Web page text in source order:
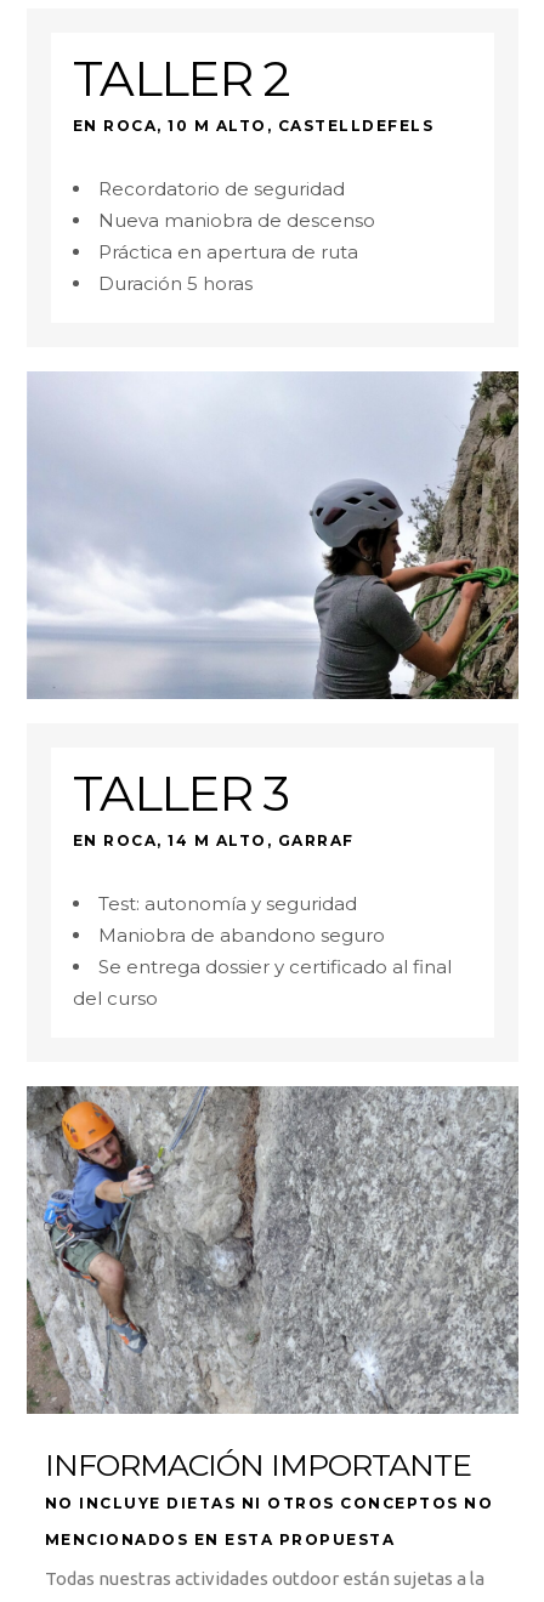
TALLER 2
EN ROCA, 10 M ALTO, CASTELLDEFELS
Recordatorio de seguridad
Nueva maniobra de descenso
Práctica en apertura de ruta
Duración 5 horas
TALLER 3
EN ROCA, 14 M ALTO, GARRAF
Test: autonomía y seguridad
Maniobra de abandono seguro
Se entrega dossier y certificado al final
del curso
INFORMACIÓN IMPORTANTE
NO INCLUYE DIETAS NI OTROS CONCEPTOS NO
MENCIONADOS EN ESTA PROPUESTA
Todas nuestras actividades outdoor están sujetas a la